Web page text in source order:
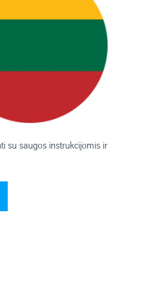
su saugos instrukcijomis ir